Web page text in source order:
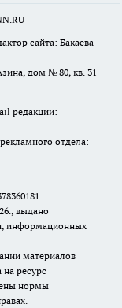
сайта: Бакаева
дом № 80, кв. 31
редакции:
отдела:
выдано
информационных
материалов
ресурс
нормы